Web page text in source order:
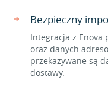
Bezpieczny
Integracja z
oraz danych
przekazywane są
dostawy.